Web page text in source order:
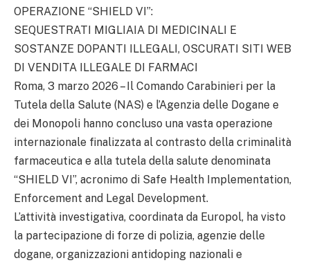
OPERAZIONE “SHIELD VI”:
SEQUESTRATI MIGLIAIA DI MEDICINALI E
SOSTANZE DOPANTI ILLEGALI, OSCURATI SITI WEB
DI VENDITA ILLEGALE DI FARMACI
Roma, 3 marzo 2026 – Il Comando Carabinieri per la
Tutela della Salute (NAS) e l’Agenzia delle Dogane e
dei Monopoli hanno concluso una vasta operazione
internazionale finalizzata al contrasto della criminalità
farmaceutica e alla tutela della salute denominata
“SHIELD VI”, acronimo di Safe Health Implementation,
Enforcement and Legal Development.
L’attività investigativa, coordinata da Europol, ha visto
la partecipazione di forze di polizia, agenzie delle
dogane, organizzazioni antidoping nazionali e